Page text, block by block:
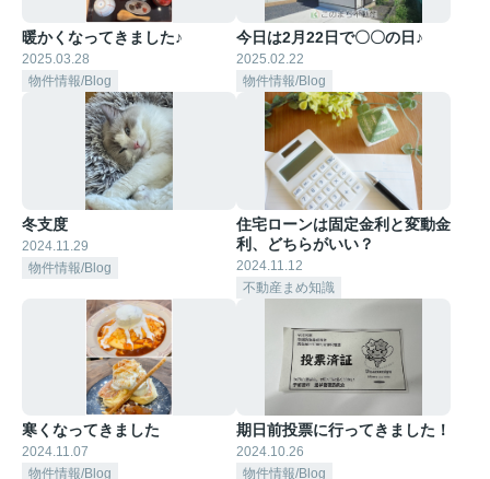
暖かくなってきました♪
2025.03.28
物件情報/Blog
今日は2月22日で〇〇の日♪
2025.02.22
物件情報/Blog
冬支度
2024.11.29
物件情報/Blog
住宅ローンは固定金利と変動金
利、どちらがいい？
2024.11.12
不動産まめ知識
寒くなってきました
2024.11.07
物件情報/Blog
期日前投票に行ってきました！
2024.10.26
物件情報/Blog